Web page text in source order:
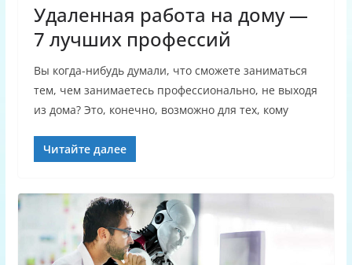
Удаленная работа на дому —
7 лучших профессий
Вы когда-нибудь думали, что сможете заниматься
тем, чем занимаетесь профессионально, не выходя
из дома? Это, конечно, возможно для тех, кому
Читайте далее